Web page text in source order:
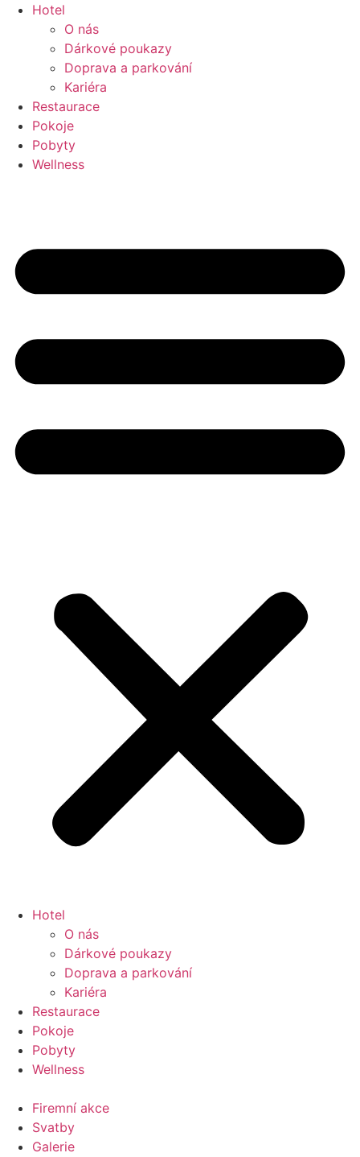
Přejít Hotel
O nás
Dárkové poukazy
Doprava a parkování
Kariéra
Restaurace
Pokoje
Pobyty
Wellness
Hotel
O nás
Dárkové poukazy
Doprava a parkování
Kariéra
Restaurace
Pokoje
Pobyty
Wellness
Firemní akce
Svatby
Galerie